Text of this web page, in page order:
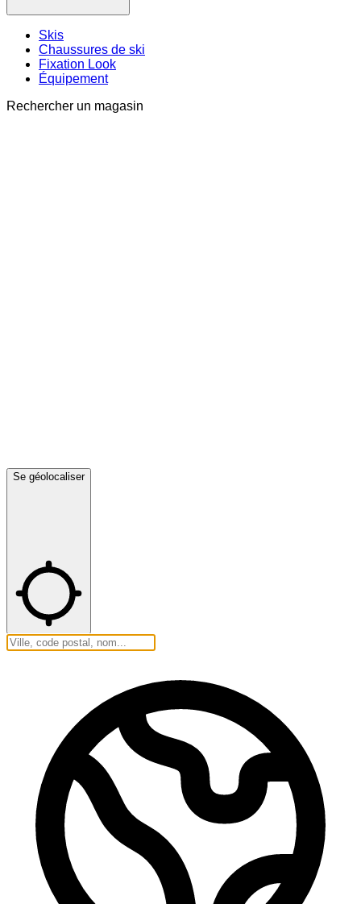
Skis
Chaussures de ski
Fixation Look
Équipement
Rechercher un magasin
Se géolocaliser